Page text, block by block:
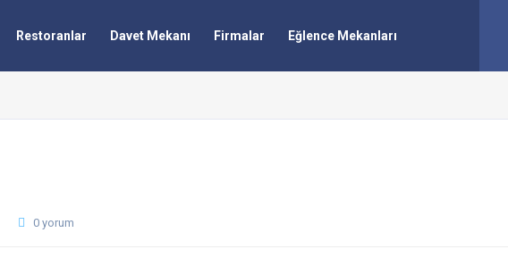
Restoranlar Davet Mekanı Firmalar Eğlence Mekanları
0 yorum